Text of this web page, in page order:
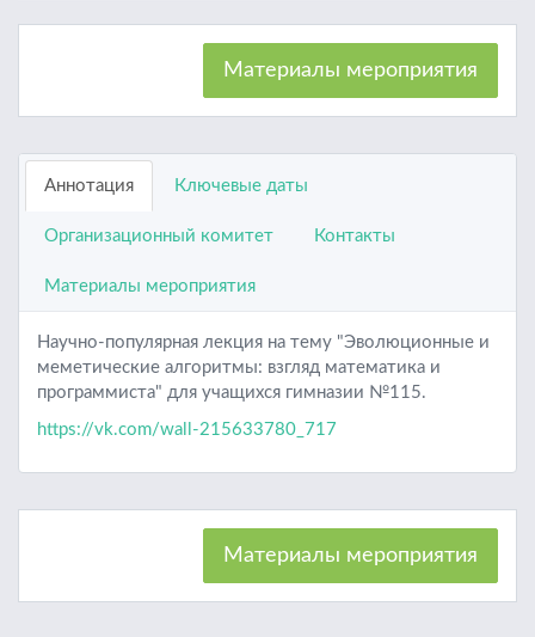
Материалы мероприятия
Аннотация Ключевые даты
Организационный комитет Контакты
Материалы мероприятия
Научно-популярная лекция на тему "Эволюционные и
меметические алгоритмы: взгляд математика и
программиста" для учащихся гимназии №115.
https://vk.com/wall-215633780_717
Материалы мероприятия